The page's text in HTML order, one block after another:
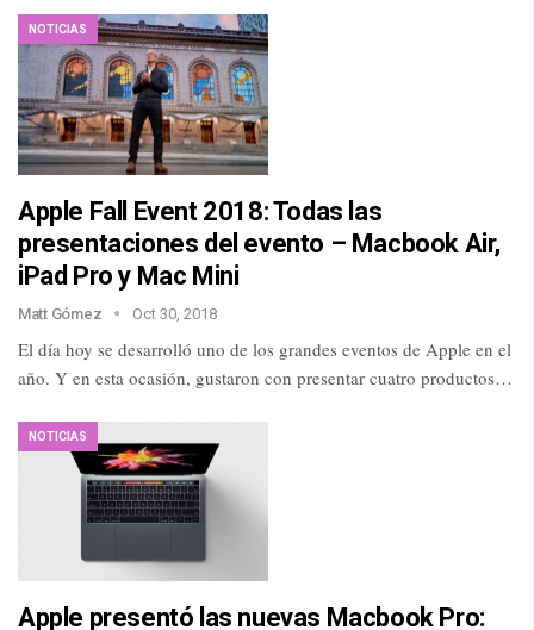
NOTICIAS
Apple Fall Event 2018: Todas las
presentaciones del evento – Macbook Air,
iPad Pro y Mac Mini
Matt Gómez Oct 30, 2018
El día hoy se desarrolló uno de los grandes eventos de Apple en el
año. Y en esta ocasión, gustaron con presentar cuatro productos…
NOTICIAS
Apple presentó las nuevas Macbook Pro: